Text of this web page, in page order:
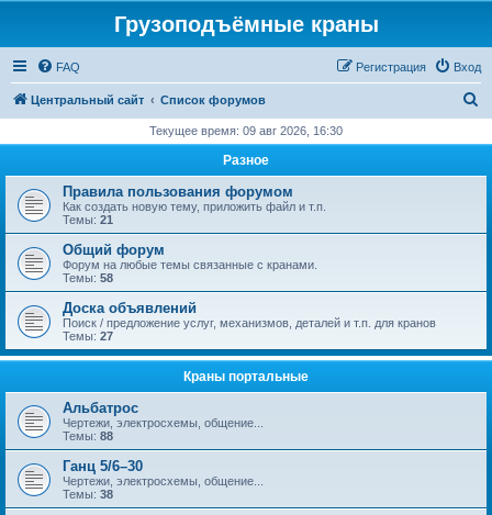
Грузоподъёмные краны
FAQ Вход
Регистрация
Центральный сайт Список форумов
с
Текущее время: 09 авг 2026, 16:30
Разное
Правила пользования форумом
Как создать новую тему, приложить файл и т.п.
Темы: 21
Общий форум
Форум на любые темы связанные с кранами.
Темы: 58
Доска объявлений
Поиск / предложение услуг, механизмов, деталей и т.п. для кранов
Темы: 27
Краны портальные
Альбатрос
Чертежи, электросхемы, общение...
Темы: 88
Ганц 5/6–30
Чертежи, электросхемы, общение...
Темы: 38